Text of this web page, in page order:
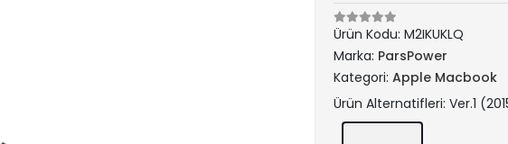
Ürün Kodu: M2IKUKLQ
Marka: ParsPower
Kategori: Apple Macbook
Ürün Alternatifleri: Ver.1